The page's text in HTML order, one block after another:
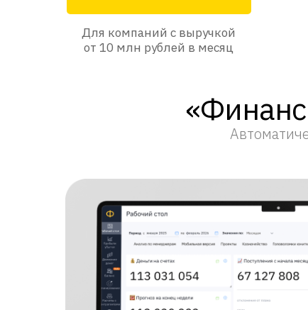
Для компаний с выручкой
от 10 млн рублей в месяц